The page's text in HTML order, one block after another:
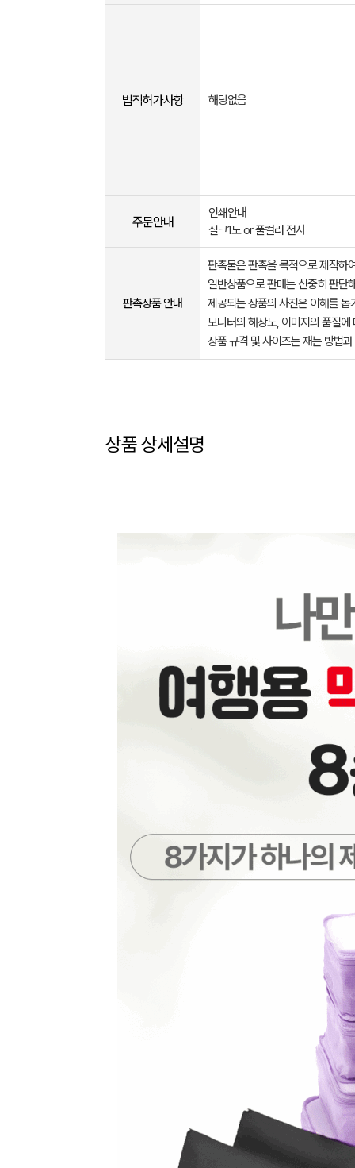
법적허가사항 해당없음
주문안내
인쇄안내
실크1도 or 풀컬러 전사
판촉상품 안내
판촉물은 판촉을 목적으로 제작하
일반상품으로 판매는 신중히 판단
제공되는 상품의 사진은 이해를
모니터의 해상도, 이미지의 품질
상품 규격 및 사이즈는 재는 방법
상품 상세설명